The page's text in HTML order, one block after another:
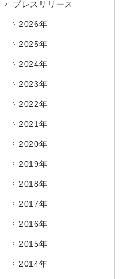
プレスリリース
2026年
2025年
2024年
2023年
2022年
2021年
2020年
2019年
2018年
2017年
2016年
2015年
2014年